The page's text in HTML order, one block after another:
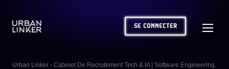
SE CONNECTER
Urban Linker - Cabinet De Recrutement Tech & IA | Software Engineering,